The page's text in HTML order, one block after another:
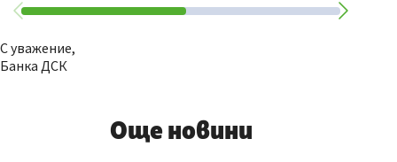
С уважение,
Банка ДСК
Още новини